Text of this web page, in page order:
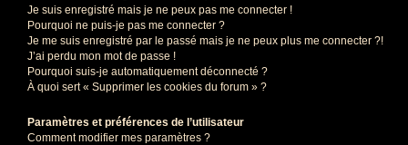
Je suis enregistré mais je ne peux pas me connecter !
Pourquoi ne puis-je pas me connecter ?
Je me suis enregistré par le passé mais je ne peux plus me connecter ?!
J’ai perdu mon mot de passe !
Pourquoi suis-je automatiquement déconnecté ?
À quoi sert « Supprimer les cookies du forum » ?
Paramètres et préférences de l’utilisateur
Comment modifier mes paramètres ?